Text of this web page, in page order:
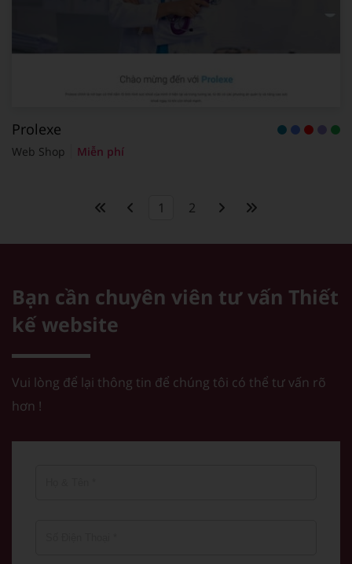
Prolexe
Web Shop Miễn phí
1 2
Bạn cần chuyên viên tư vấn Thiết
kế website
Vui lòng để lại thông tin để chúng tôi có thể tư vấn rõ
hơn !